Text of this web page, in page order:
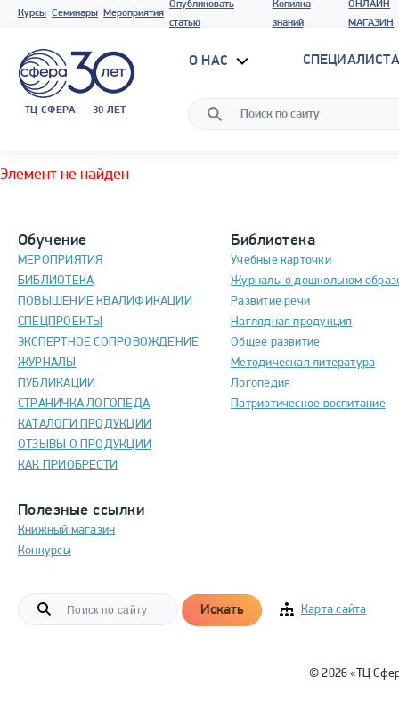
Курсы Семинары Мероприятия
Опубликовать
статью
Копилка
знаний
ОНЛАЙН
МАГАЗИН
ТЦ СФЕРА — 30 ЛЕТ
О НАС
Элемент не найден
Обучение
МЕРОПРИЯТИЯ
БИБЛИОТЕКА
ПОВЫШЕНИЕ КВАЛИФИКАЦИИ
СПЕЦПРОЕКТЫ
ЭКСПЕРТНОЕ СОПРОВОЖДЕНИЕ
ЖУРНАЛЫ
ПУБЛИКАЦИИ
СТРАНИЧКА ЛОГОПЕДА
КАТАЛОГИ ПРОДУКЦИИ
ОТЗЫВЫ О ПРОДУКЦИИ
КАК ПРИОБРЕСТИ
Полезные ссылки
Книжный магазин
Конкурсы
Библиотека
Учебные карточки
Журналы о дошкольном
Развитие речи
Наглядная продукция
Общее развитие
Методическая литература
Логопедия
Патриотическое воспитание
Искать Карта сайта
© 2026 «ТЦ